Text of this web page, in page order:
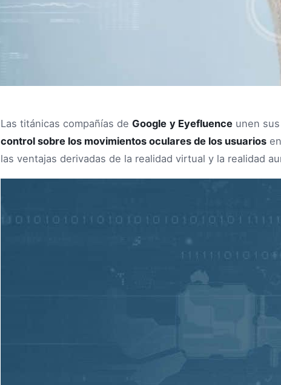
Las titánicas compañías de Google y Eyefluence unen
control sobre los movimientos oculares de los usuarios
las ventajas derivadas de la realidad virtual y la realidad